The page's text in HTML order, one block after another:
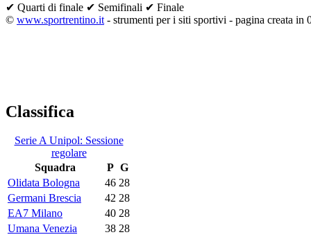
✔ Quarti di finale ✔ Semifinali ✔ Finale
© www.sportrentino.it - strumenti per i siti sportivi - pagina creata in
Classifica
Serie A Unipol: Sessione
regolare
Squadra
P G
Olidata Bologna
46 28
Germani Brescia
42 28
EA7 Milano
40 28
Umana Venezia
38 28